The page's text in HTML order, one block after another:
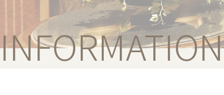
INFORMATION